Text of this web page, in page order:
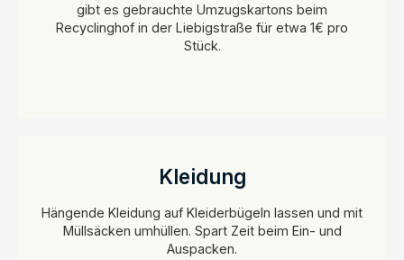
gibt es gebrauchte Umzugskartons beim
Recyclinghof in der Liebigstraße für etwa 1€ pro
Stück.
Kleidung
Hängende Kleidung auf Kleiderbügeln lassen und mit
Müllsäcken umhüllen. Spart Zeit beim Ein- und
Auspacken.